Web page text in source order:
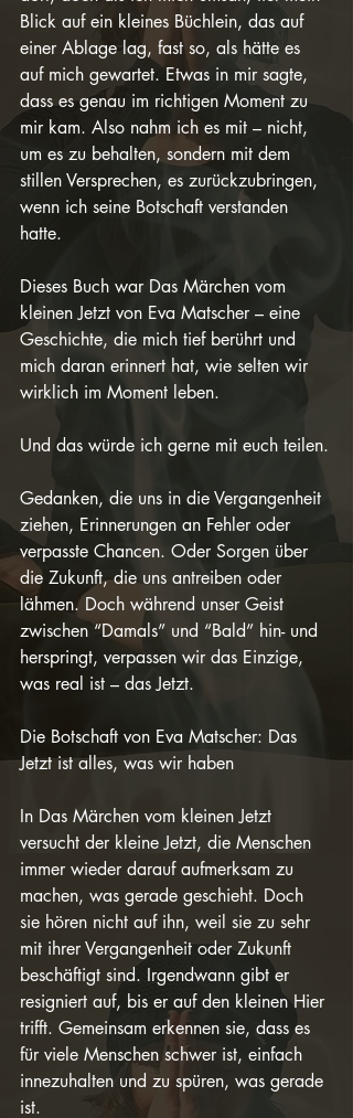
Blick auf ein kleines Büchlein, das auf
einer Ablage lag, fast so, als hätte es
auf mich gewartet. Etwas in mir sagte,
dass es genau im richtigen Moment zu
mir kam. Also nahm ich es mit – nicht,
um es zu behalten, sondern mit dem
stillen Versprechen, es zurückzubringen,
wenn ich seine Botschaft verstanden
hatte.
Dieses Buch war Das Märchen vom
kleinen Jetzt von Eva Matscher – eine
Geschichte, die mich tief berührt und
mich daran erinnert hat, wie selten wir
wirklich im Moment leben.
Und das würde ich gerne mit euch teilen.
Gedanken, die uns in die Vergangenheit
ziehen, Erinnerungen an Fehler oder
verpasste Chancen. Oder Sorgen über
die Zukunft, die uns antreiben oder
lähmen. Doch während unser Geist
zwischen “Damals” und “Bald” hin- und
herspringt, verpassen wir das Einzige,
was real ist – das Jetzt.
Die Botschaft von Eva Matscher: Das
Jetzt ist alles, was wir haben
In Das Märchen vom kleinen Jetzt
versucht der kleine Jetzt, die Menschen
immer wieder darauf aufmerksam zu
machen, was gerade geschieht. Doch
sie hören nicht auf ihn, weil sie zu sehr
mit ihrer Vergangenheit oder Zukunft
beschäftigt sind. Irgendwann gibt er
resigniert auf, bis er auf den kleinen Hier
trifft. Gemeinsam erkennen sie, dass es
für viele Menschen schwer ist, einfach
innezuhalten und zu spüren, was gerade
ist.